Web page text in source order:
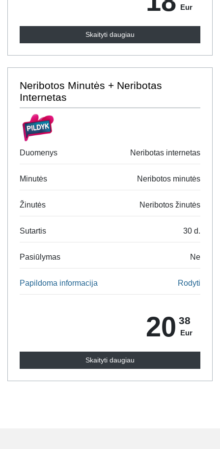
Eur
Skaityti daugiau
Neribotos Minutės + Neribotas
Internetas
Duomenys Neribotas internetas
Minutės Neribotos minutės
Žinutės Neribotos žinutės
Sutartis 30 d.
Pasiūlymas Ne
Papildoma informacija Rodyti
20 38
Eur
Skaityti daugiau